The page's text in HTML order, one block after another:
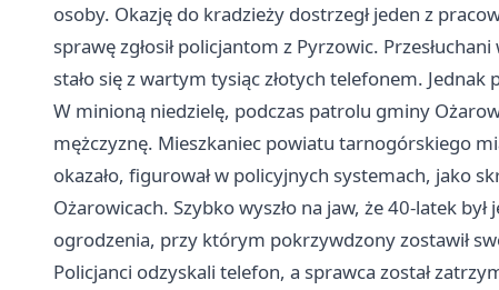
osoby. Okazję do kradzieży dostrzegł jeden z
sprawę zgłosił policjantom z Pyrzowic.
stało się z wartym tysiąc złotych telefonem.
W minioną niedzielę, podczas patrolu gminy
mężczyznę. Mieszkaniec powiatu tarnogórskiego
okazało, figurował w policyjnych systemach, jako
Ożarowicach. Szybko wyszło na jaw, że 40-latek
ogrodzenia, przy którym pokrzywdzony zostawił
Policjanci odzyskali telefon, a sprawca został